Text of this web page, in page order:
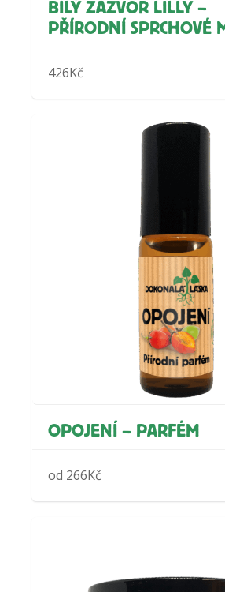
BÍLÝ ZÁZVOR LILLY –
PŘÍRODNÍ SPRCHOVÉ
426Kč
OPOJENÍ – PARFÉM
od 266Kč